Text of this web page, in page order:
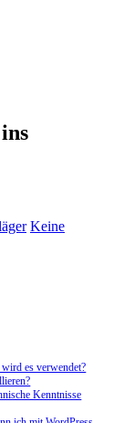
Keine
es verwendet?
Kenntnisse